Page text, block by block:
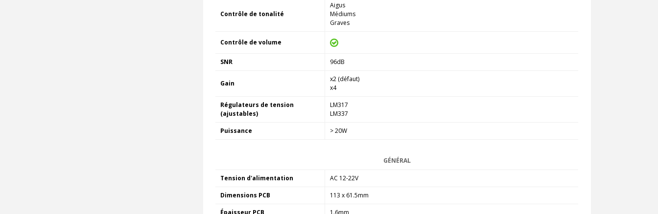
Contrôle de tonalité
Aigus
Médiums
Graves
Contrôle de volume
SNR 96dB
Gain
x2 (défaut)
x4
Régulateurs de tension
(ajustables)
LM317
LM337
Puissance > 20W
GÉNÉRAL
Tension d'alimentation AC 12-22V
Dimensions PCB 113 x 61.5mm
Épaisseur PCB 1.6mm